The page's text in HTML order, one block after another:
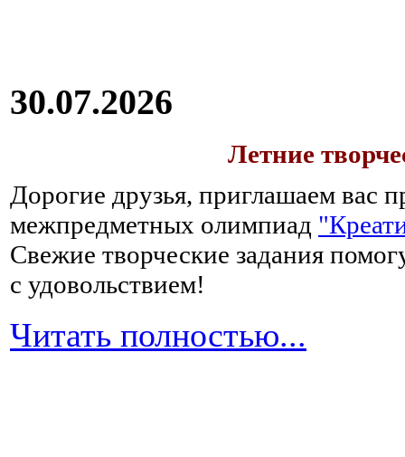
30.07.2026
Летние
Дорогие друзья, приглашаем вас
межпредметных олимпиад
Свежие творческие задания
с удовольствием!
Читать полностью...